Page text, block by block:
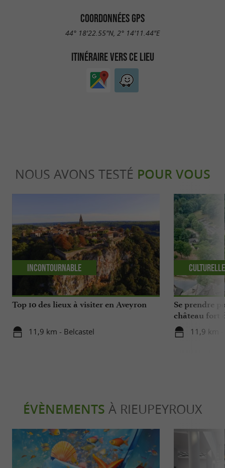
COORDONNÉES GPS
44° 18'22.55"N, 2° 14'11.44"E
ITINÉRAIRE VERS CE LIEU
NOUS AVONS TESTÉ POUR VOUS
Top 10 des lieux à visiter en Aveyron
11,9 km - Belcastel
Incontournable
Se prendre
château fort
11,9 km
Culturelle
ÉVÈNEMENTS À RIEUPEYROUX